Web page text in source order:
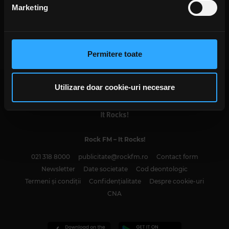
anunțurile, pentru a oferi funcții de rețele sociale și pentru
a analiza traficul. De asemenea, le oferim partenerilor de
privire la modul în care folosiți site-ul nostru. Aceștia le
pot combina cu alte informații oferite de dvs. sau culese
în urma folosirii serviciilor lor. În cazul în care alegeți să
continuați să utilizați website-ul nostru, sunteți de acord
Marketing
Permitere toate
Utilizare doar cookie-uri necesare
Rock FM– It Rocks!
021 318 8000 publicitate@rockfm.ro
Contact form
Newsletter
Date societate
Cod deontologic
Termeni și condiții
Confidențialitate
Despre cookie-uri
CNA